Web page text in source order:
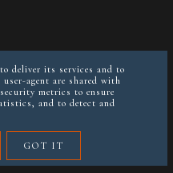
POLITYKA PRYWATNOŚCI
CHCESZ
deliver its services and to
agent are shared with
metrics to ensure
and to detect and
GOT IT